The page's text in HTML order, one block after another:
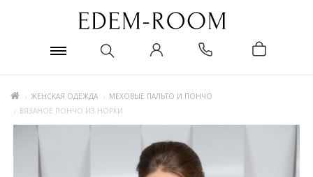
ЖЕНСКАЯ ОДЕЖДА
МЕХОВЫЕ ПАЛЬТО И ПОНЧО
ВЯЗАНОЕ ПОНЧО ИЗ НОРКИ